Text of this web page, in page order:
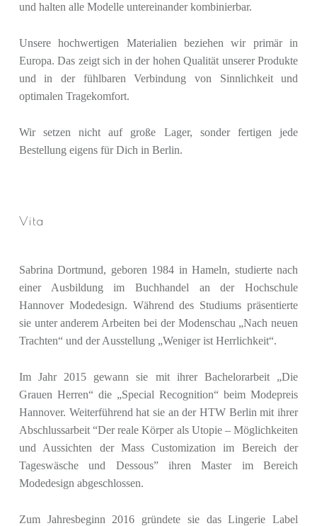
und halten alle Modelle untereinander kombinierbar.
Unsere hochwertigen Materialien beziehen wir primär in
Europa. Das zeigt sich in der hohen Qualität unserer Produkte
und in der fühlbaren Verbindung von Sinnlichkeit und
optimalen Tragekomfort.
Wir setzen nicht auf große Lager, sonder fertigen jede
Bestellung eigens für Dich in Berlin.
Vita
Sabrina Dortmund, geboren 1984 in Hameln, studierte nach
einer Ausbildung im Buchhandel an der Hochschule
Hannover Modedesign. Während des Studiums präsentierte
sie unter anderem Arbeiten bei der Modenschau „Nach neuen
Trachten“ und der Ausstellung „Weniger ist Herrlichkeit“.
Im Jahr 2015 gewann sie mit ihrer Bachelorarbeit „Die
Grauen Herren“ die „Special Recognition“ beim Modepreis
Hannover. Weiterführend hat sie an der HTW Berlin mit ihrer
Abschlussarbeit “Der reale Körper als Utopie – Möglichkeiten
und Aussichten der Mass Customization im Bereich der
Tageswäsche und Dessous” ihren Master im Bereich
Modedesign abgeschlossen.
Zum Jahresbeginn 2016 gründete sie das Lingerie Label